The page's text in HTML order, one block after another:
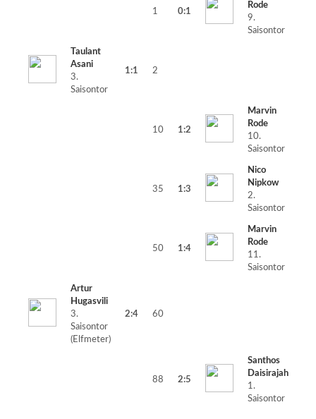
1 0:1
Rode
9.
Saisontor
Taulant
Asani
3.
Saisontor
1:1 2
10 1:2
Marvin
Rode
10.
Saisontor
35 1:3
Nico
Nipkow
2.
Saisontor
50 1:4
Marvin
Rode
11.
Saisontor
Artur
Hugasvili
3.
Saisontor
(Elfmeter)
2:4 60
88 2:5
Santhos
Daisirajah
1.
Saisontor